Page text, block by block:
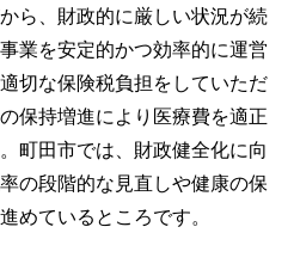
ら、財政的に厳しい状況が続
業を安定的かつ効率的に運営
切な保険税負担をしていただ
保持増進により医療費を適正
町田市では、財政健全化に向
の段階的な見直しや健康の保
めているところです。